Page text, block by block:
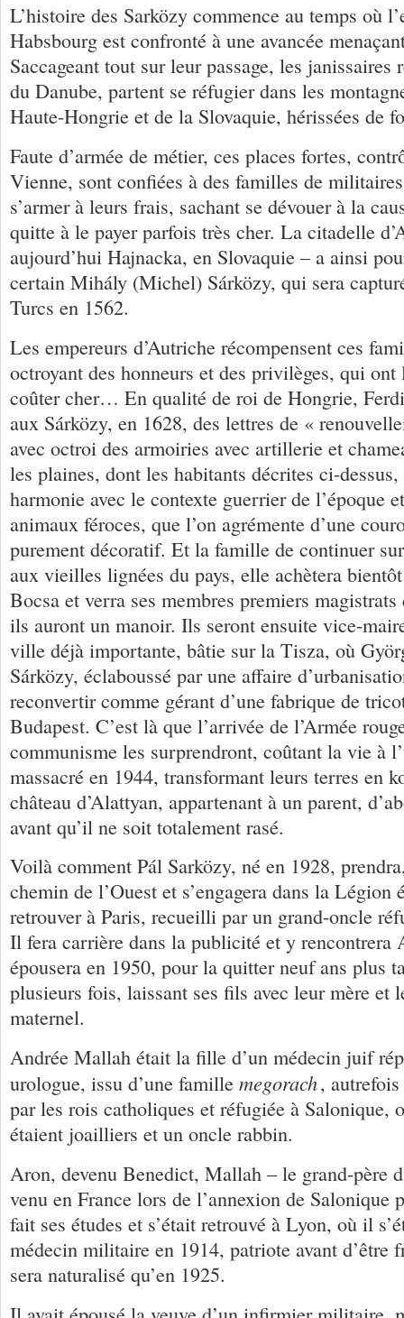
L’histoire des Sarközy commence au temps où
Habsbourg est confronté à une avancée
Saccageant tout sur leur passage, les janissaires
du Danube, partent se réfugier dans les
Haute-Hongrie et de la Slovaquie, hérissées de
Faute d’armée de métier, ces places fortes,
Vienne, sont confiées à des familles de
s’armer à leurs frais, sachant se dévouer à la
quitte à le payer parfois très cher. La citadelle
aujourd’hui Hajnacka, en Slovaquie – a ainsi
certain Mihály (Michel) Sárközy, qui sera
Turcs en 1562.
Les empereurs d’Autriche récompensent ces
octroyant des honneurs et des privilèges, qui ont
coûter cher… En qualité de roi de Hongrie,
aux Sárközy, en 1628, des lettres de «
avec octroi des armoiries avec artillerie et
les plaines, dont les habitants décrites ci-
harmonie avec le contexte guerrier de l’époque
animaux féroces, que l’on agrémente d’une
purement décoratif. Et la famille de continuer
aux vieilles lignées du pays, elle achètera
Bocsa et verra ses membres premiers
ils auront un manoir. Ils seront ensuite vice-
ville déjà importante, bâtie sur la Tisza, où
Sárközy, éclaboussé par une affaire
reconvertir comme gérant d’une fabrique de
Budapest. C’est là que l’arrivée de l’Armée
communisme les surprendront, coûtant la vie à
massacré en 1944, transformant leurs terres en
château d’Alattyan, appartenant à un parent,
avant qu’il ne soit totalement rasé.
Voilà comment Pál Sarközy, né en 1928,
chemin de l’Ouest et s’engagera dans la Légion
retrouver à Paris, recueilli par un grand-oncle
Il fera carrière dans la publicité et y rencontrera
épousera en 1950, pour la quitter neuf ans plus
plusieurs fois, laissant ses fils avec leur mère et
maternel.
Andrée Mallah était la fille d’un médecin juif
urologue, issu d’une famille megorach, autrefois
par les rois catholiques et réfugiée à Salonique,
étaient joailliers et un oncle rabbin.
Aron, devenu Benedict, Mallah – le grand-père
venu en France lors de l’annexion de Salonique
fait ses études et s’était retrouvé à Lyon, où il
médecin militaire en 1914, patriote avant d’être
sera naturalisé qu’en 1925.